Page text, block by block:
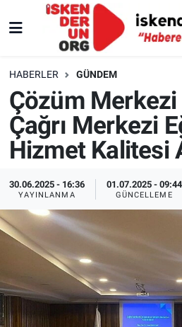
HABERLER GÜNDEM
Çözüm
Çağrı Merkezi
Hizmet Kalitesi
30.06.2025 - 16:36
YAYINLANMA
01.07.2025 - 09:44
GÜNCELLEME